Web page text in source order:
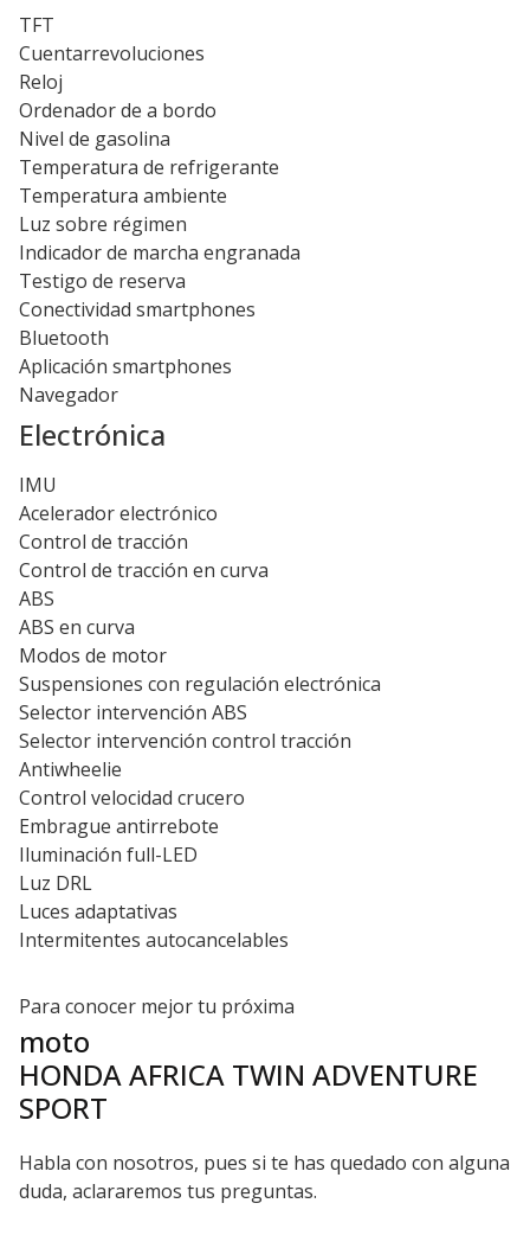
TFT
Cuentarrevoluciones
Reloj
Ordenador de a bordo
Nivel de gasolina
Temperatura de refrigerante
Temperatura ambiente
Luz sobre régimen
Indicador de marcha engranada
Testigo de reserva
Conectividad smartphones
Bluetooth
Aplicación smartphones
Navegador
Electrónica
IMU
Acelerador electrónico
Control de tracción
Control de tracción en curva
ABS
ABS en curva
Modos de motor
Suspensiones con regulación electrónica
Selector intervención ABS
Selector intervención control tracción
Antiwheelie
Control velocidad crucero
Embrague antirrebote
Iluminación full-LED
Luz DRL
Luces adaptativas
Intermitentes autocancelables
Para conocer mejor tu próxima
moto
HONDA AFRICA TWIN ADVENTURE
SPORT
Habla con nosotros, pues si te has quedado con alguna
duda, aclararemos tus preguntas.